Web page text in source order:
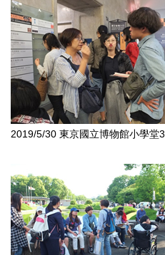
2019/5/30 東京國立博物館小學堂3